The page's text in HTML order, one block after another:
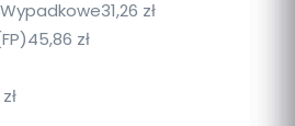
31,26 zł
45,86 zł